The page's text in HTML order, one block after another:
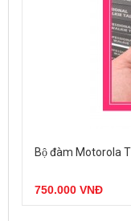
Bộ đàm Motorola
750.000 VNĐ